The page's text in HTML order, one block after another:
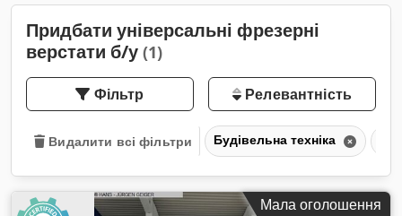
Придбати універсальні фрезерні
верстати б/у (1)
Фільтр Релевантність
Видалити всі фільтри Будівельна техніка
Мала оголошення